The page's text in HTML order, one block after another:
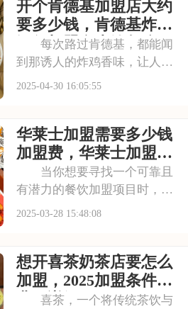
加盟商提供了广阔的发展空间
和无限的商机。加盟我们，让
我们一起在快餐市场
开个肯德基加盟店大约
要多少钱，肯德基炸鸡
汉堡加盟多少钱怎么可
以开
每次路过肯德基，都能闻
到那诱人的炸鸡香味，让人忍
不住想进去尝尝。现在，你也
德基，你不仅能学到它的制作
方法，还能享受品牌带来的各
种优势。本文将为你
2025-04-30 16:05:55
华莱士加盟需要多少钱
加盟费，华莱士加盟条
件及盟费用分析
当你想要寻找一个可靠且
有潜力的餐饮加盟项目时，华
莱士无疑是一个值得期待的选
共创美好未来的品牌。本文将
为你揭秘华莱士加盟需要多少
钱加盟费，华莱士加
2025-03-28 15:48:08
想开喜茶奶茶店要怎么
加盟，2025加盟条件及
费用详解
喜茶，一个将传统茶饮与